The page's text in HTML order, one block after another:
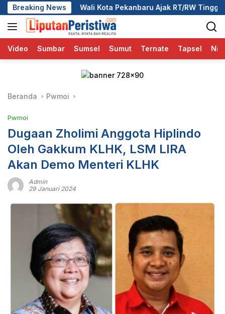
Langsung
ke
konten
Breaking News
Kota Pekanbaru Ajak RT/RW Tinggalkan Perbedaan, Fokus
Video Sumbar Sumsel Sumut Ternate Tapsel
Beranda Pwmoi
Pwmoi
Dugaan Zholimi Anggota Hiplindo
Oleh Gakkum KLHK, LSM LIRA
Akan Demo Menteri KLHK
Admin
29 Januari 2024